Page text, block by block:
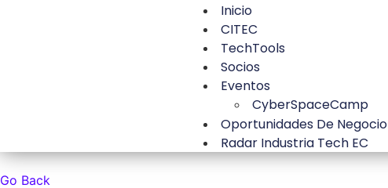
Inicio
CITEC
TechTools
Socios
Eventos
CyberSpaceCamp
Oportunidades De Negocio
Radar Industria Tech EC
Go Back